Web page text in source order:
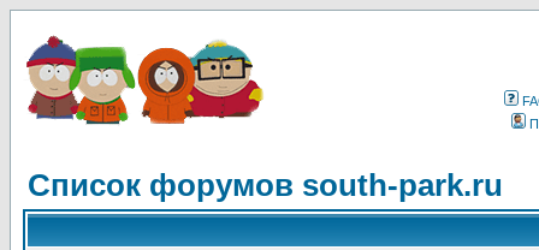
Список форумов south-park.ru